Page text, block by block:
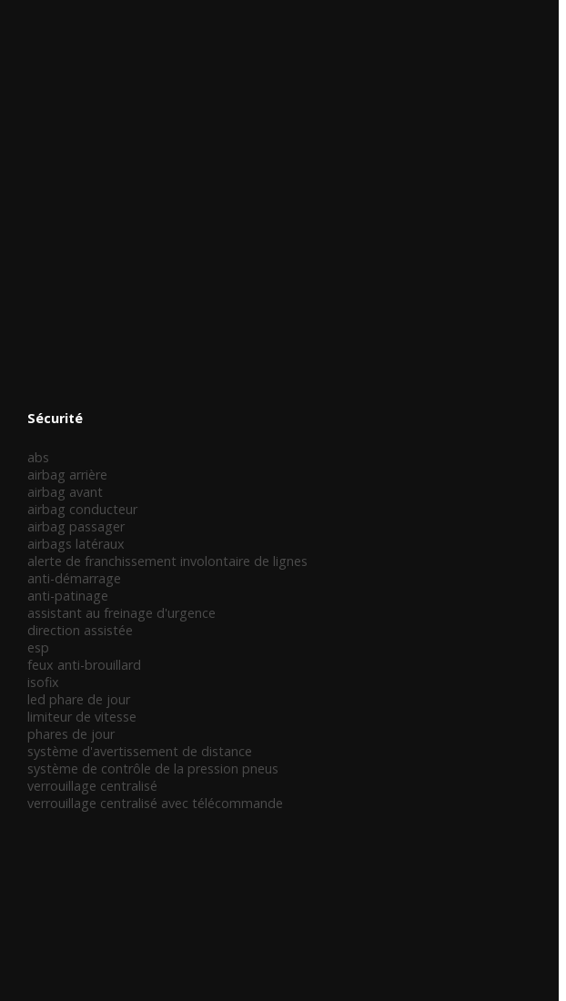
Sécurité
abs
airbag arrière
airbag avant
airbag conducteur
airbag passager
airbags latéraux
alerte de franchissement involontaire de lignes
anti-démarrage
anti-patinage
assistant au freinage d'urgence
direction assistée
esp
feux anti-brouillard
isofix
led phare de jour
limiteur de vitesse
phares de jour
système d'avertissement de distance
système de contrôle de la pression pneus
verrouillage centralisé
verrouillage centralisé avec télécommande